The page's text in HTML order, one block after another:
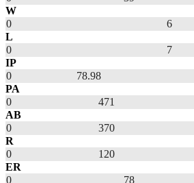
W
0
6
L
0
7
IP
0
78.98
PA
0
471
AB
0
370
R
0
120
ER
0
78